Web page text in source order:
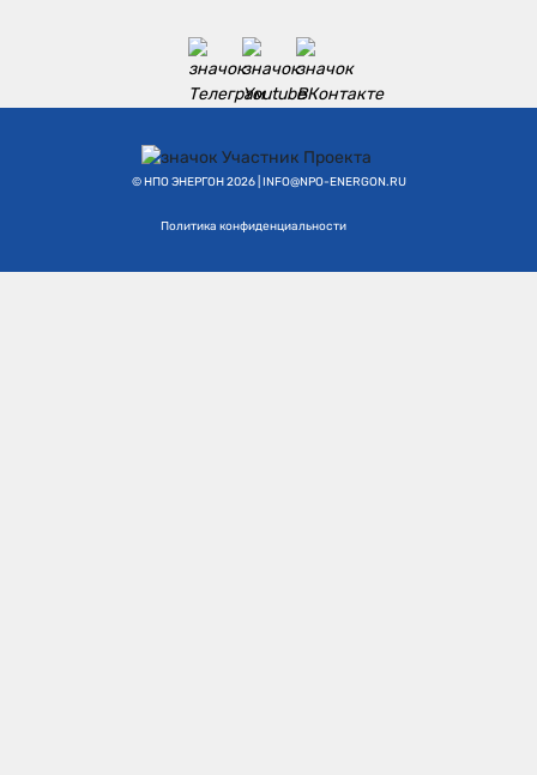
© НПО ЭНЕРГОН 2026 | INFO@NPO-ENERGON.RU
Политика конфиденциальности